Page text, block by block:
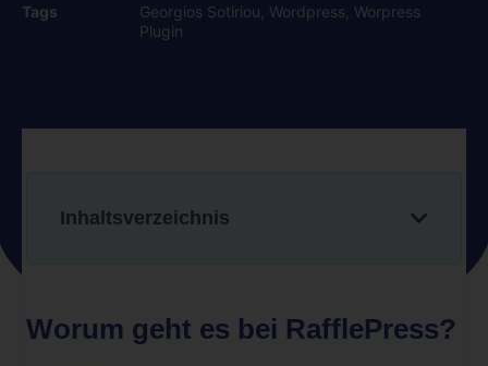
Tags
Georgios Sotiriou Wordpress Worpress
Plugin
Inhaltsverzeichnis
Worum geht es bei RafflePress?